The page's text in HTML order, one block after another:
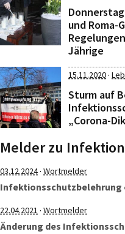
und Roma-
Jährige
15.11.2020·
Sturm auf
„Corona-
Melder zu
03.12.2024· Wortmelder
Infektionsschutzbelehrung
22.04.2021 · Wortmelder
Änderung des